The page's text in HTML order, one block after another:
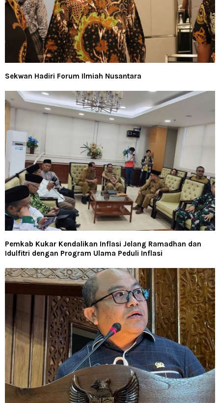
Sekwan Hadiri Forum Ilmiah Nusantara
Pemkab Kukar Kendalikan Inflasi Jelang Ramadhan dan
Idulfitri dengan Program Ulama Peduli Inflasi